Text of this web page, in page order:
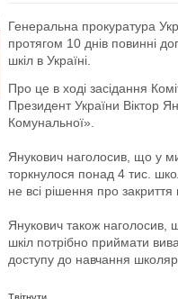
Генеральна прокуратура
протягом 10 днів повинні
шкіл в Україні.
Про це в ході засідання
Президент України Віктор
Комунальної».
Янукович наголосив, що у
торкнулося понад 4 тис.
не всі рішення про
Янукович також наголосив,
шкіл потрібно приймати
доступу до навчання